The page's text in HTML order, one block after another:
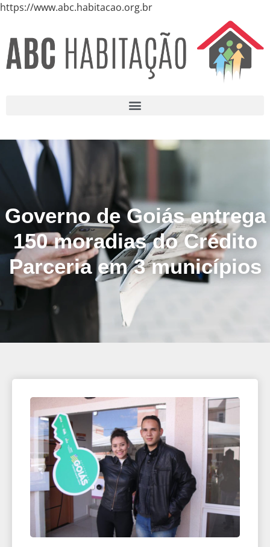
https://www.abc.habitacao.org.br
Governo de Goiás entrega
150 moradias do Crédito
Parceria em 3 municípios